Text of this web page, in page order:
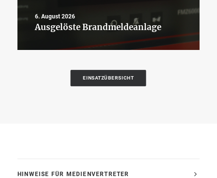
6. August 2026
Ausgelöste Brandmeldeanlage
EINSATZÜBERSICHT
HINWEISE FÜR MEDIENVERTRETER